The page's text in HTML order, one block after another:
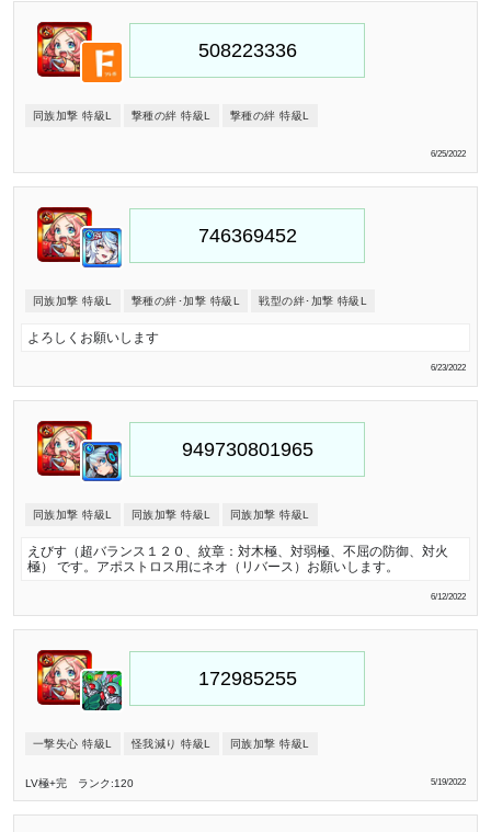
同族加撃 特級L 撃種の絆 特級L 撃種の絆 特級L
6/25/2022
同族加撃 特級L 撃種の絆･加撃 特級L 戦型の絆･加撃 特級L
よろしくお願いします
6/23/2022
同族加撃 特級L 同族加撃 特級L 同族加撃 特級L
えびす（超バランス１２０、紋章：対木極、対弱極、不屈の防御、対火
極） です。アポストロス用にネオ（リバース）お願いします。
6/12/2022
一撃失心 特級L 怪我減り 特級L 同族加撃 特級L
LV極+完 ランク:120 5/19/2022